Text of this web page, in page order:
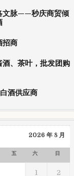
文脉——秒庆商贸倾
招商
、茶叶，批发团购
酒供应商
2026 年 8 月
五 六 日
1 2